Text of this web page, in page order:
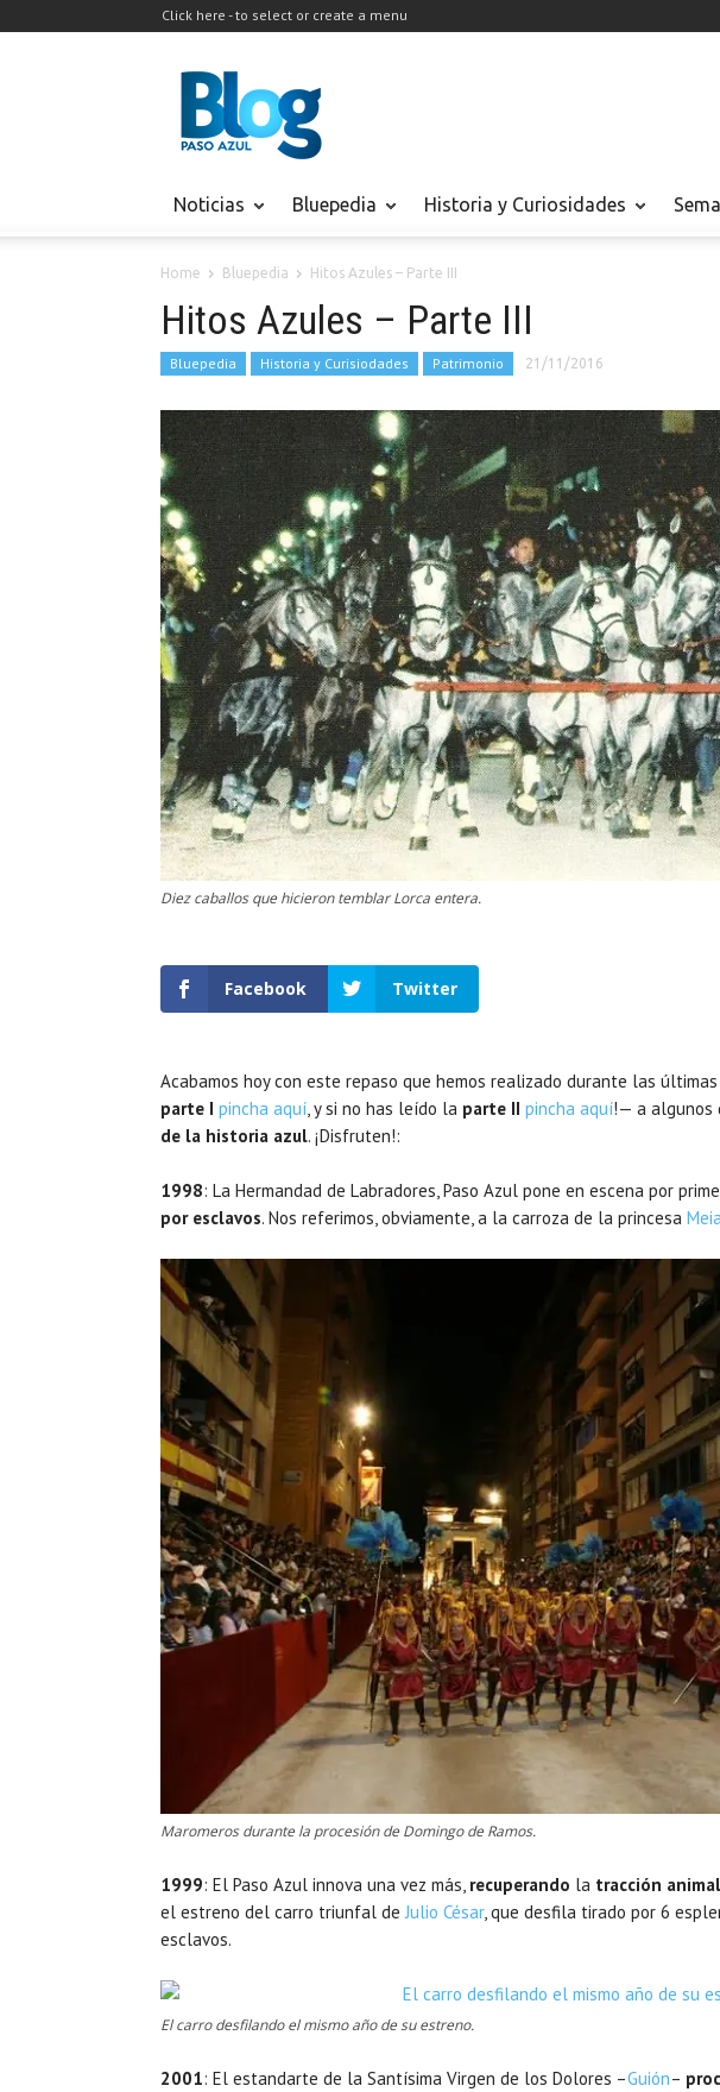
Click here - to select or create a menu
Noticias Bluepedia Historia y Curiosidades
Home Bluepedia Hitos Azules – Parte III
Hitos Azules – Parte III
Bluepedia Historia y Curisiodades Patrimonio 21/11/2016
Diez caballos que hicieron temblar Lorca entera.
Facebook Twitter
Acabamos hoy con este repaso que hemos realizado durante las
parte I pincha aquí, y si no has leído la parte II pincha aquí!— a algunos
de la historia azul. ¡Disfruten!:
1998: La Hermandad de Labradores, Paso Azul pone en escena por
por esclavos. Nos referimos, obviamente, a la carroza de la princesa
Maromeros durante la procesión de Domingo de Ramos.
1999: El Paso Azul innova una vez más, recuperando la tracción animal
el estreno del carro triunfal deJulio César, que desfila tirado por 6
esclavos.
El carro desfilando el mismo año de su estreno.
2001: El estandarte de la Santísima Virgen de los Dolores –Guión–